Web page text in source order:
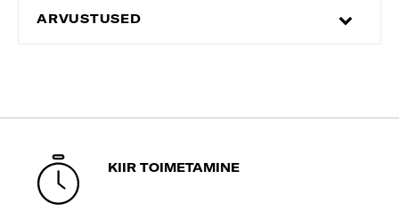
ARVUSTUSED
KIIR TOIMETAMINE